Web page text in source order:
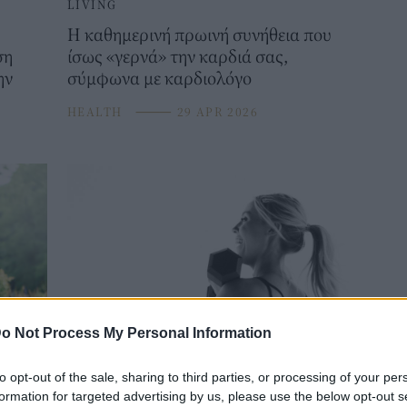
Not Process My Personal Information
opt-out of the sale, sharing to third parties, or processing of your
for targeted advertising by us, please use the below opt-out
LIVING
Η καθημερινή πρωινή συνήθεια που
ίσως «γερνά» την καρδιά σας,
σύμφωνα με καρδιολόγο
HEALTH ⸻ 29 APR 2026
τη
LIVING
Αυτή είναι η ιδανική άσκηση για να
προστατεύσετε την καρδιά σας,